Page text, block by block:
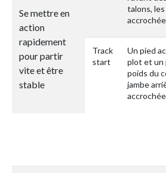
Se mettre en
action
rapidement
pour partir
vite et être
stable
talons,
Track
start
Un pied
plot et un
poids du
jambe